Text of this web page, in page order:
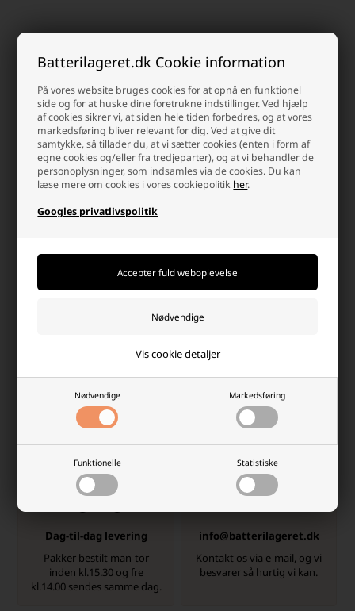
Batterilageret.dk Cookie information
På vores website bruges cookies for at opnå en funktionel
side og for at huske dine foretrukne indstillinger. Ved hjælp
af cookies sikrer vi, at siden hele tiden forbedres, og at vores
markedsføring bliver relevant for dig. Ved at give dit
samtykke, så tillader du, at vi sætter cookies (enten i form af
egne cookies og/eller fra tredjeparter), og at vi behandler de
personoplysninger, som indsamles via de cookies. Du kan
læse mere om cookies i vores cookiepolitik her.
Googles privatlivspolitik
Nødvendige Markedsføring
Funktionelle Statistiske
Vis cookie detaljer
Med Alpina Vinglas får du ikke kun et praktisk sæt vinglas,
men også en elegant tilføjelse til din borddækning. Deres
klassiske design og holdbare konstruktion gør dem
velegnede til både udendørs og indendørs brug, hvilket gør
dem til det ideelle valg til enhver vinelsker.
Inviter dine venner og familie til en uforglemmelig
vinoplevelse med Alpina Vinglas og lad dine smagsløg
blive forkælet på en elegant måde!
Alpina Vandglas Genanvendelig
59,00 DKK
Alpina Champagneglas
Genanvendelig 6x200ML
69,00 DKK
Afsendes
-
Hvorfor handle hos batterilageret?
Der er mange gode grunde, men her er et par
Dag-til-dag levering
Pakker bestilt man-tor
inden kl.15.30 og fre
kl.14.00 sendes samme dag.
info@batterilageret.dk
Kontakt os via e-mail, og vi
besvarer så hurtig vi kan.